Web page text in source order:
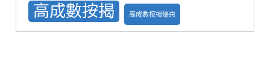
高成數按揭 高成數按揭優惠